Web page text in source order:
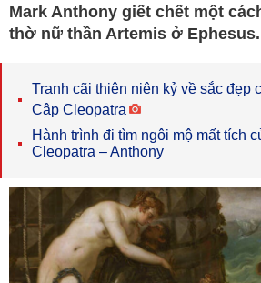
Mark Anthony giết chết một
thờ nữ thần Artemis ở Ephesus.
Tranh cãi thiên niên kỷ về sắc đẹp
Cập Cleopatra
Hành trình đi tìm ngôi mộ mất tích
Cleopatra – Anthony